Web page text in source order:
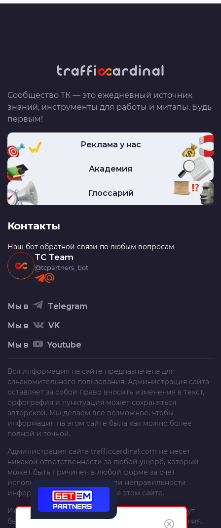
Сообщество ТК — это ежедневный источник
знаний, инструменты для работы и митапы. Будь
первым!
Реклама у нас
Академия
Глоссарий
Контакты
Наш бот обратной связи по любым вопросам
TC Team
@tcpartners_bot
Мы в Telegram
Мы в VK
Мы в Youtube
Вся информация на сайте предназначена для
ознакомительного пользования. Администрация сайта
оставляет за собой право вносить изменения в текст,
орфография и пунктуация может сохраняться
авторской. Мы делаем все возможное, чтобы
информация на этом сайте была как можно более
полной и точной.
Администрация сайта trafficcardinal.com не несет
никакой ответственности за любой ущерб, который
может быть причинен в любой форме за счет
использования, неполноты или неправильности
информации, размещенной на этом сайте.
Информация и рекомендации на этом сайте могут
быть изменены без предварительного уведомления.